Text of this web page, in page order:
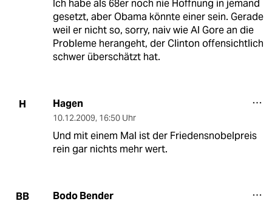
Ich habe als 68er noch nie Hoffnung in jemand
gesetzt, aber Obama könnte einer sein. Gerade
weil er nicht so, sorry, naiv wie Al Gore an die
Probleme herangeht, der Clinton offensichtlich
schwer überschätzt hat.
H Hagen
10.12.2009, 16:50 Uhr
Und mit einem Mal ist der Friedensnobelpreis
rein gar nichts mehr wert.
BB Bodo Bender